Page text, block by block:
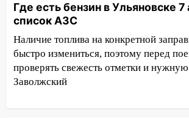
Валерия Клейменова
золота в составе сборной
11:16 В Ульяновске открыли
доску декабристу
10:40 В Ульяновске
Где есть бензин в Ульяновске 7
список АЗС
Наличие топлива на конкретной
быстро измениться, поэтому перед
проверять свежесть отметки и
Заволжский